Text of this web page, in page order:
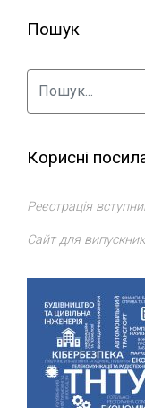
Пошук
Корисні
Реєстрація
Сайт для